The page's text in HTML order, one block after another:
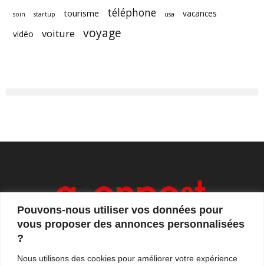
Pouvons-nous utiliser vos données pour
vous proposer des annonces personnalisées
?
Nous utilisons des cookies pour améliorer votre expérience
soin startup tourisme téléphone usa
vacances
vidéo
voiture voyage
et de tendances. Notre équipe de journalistes vous